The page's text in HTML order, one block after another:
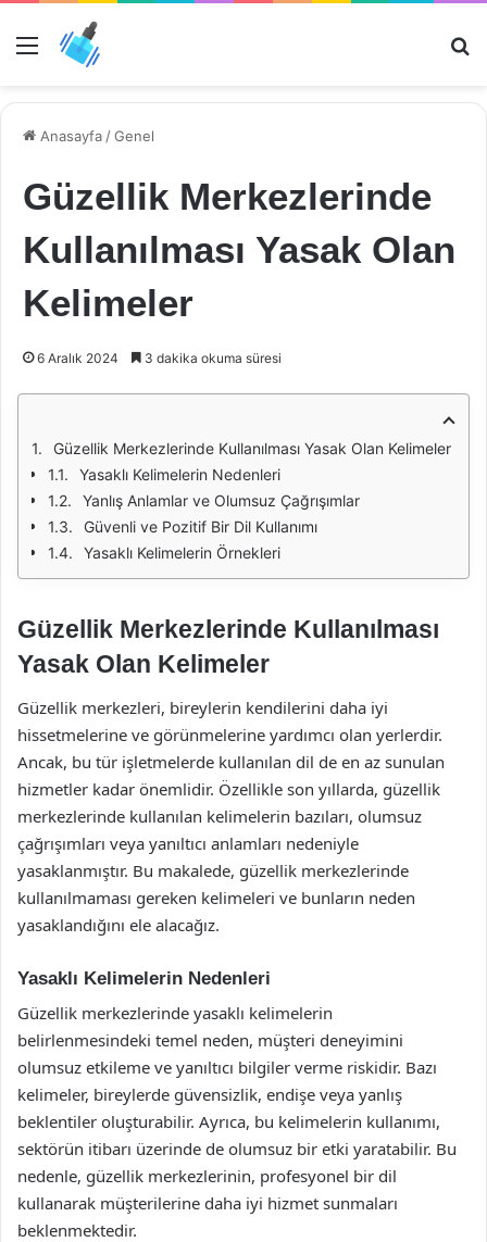
Menü
Anasayfa /Genel
Güzellik Merkezlerinde
Kullanılması Yasak Olan
Kelimeler
6 Aralık 2024 3 dakika okuma süresi
Güzellik Merkezlerinde Kullanılması Yasak Olan Kelimeler
Yasaklı Kelimelerin Nedenleri
Yanlış Anlamlar ve Olumsuz Çağrışımlar
Güvenli ve Pozitif Bir Dil Kullanımı
Yasaklı Kelimelerin Örnekleri
Güzellik Merkezlerinde Kullanılması
Yasak Olan Kelimeler
Güzellik merkezleri, bireylerin kendilerini daha iyi
hissetmelerine ve görünmelerine yardımcı olan yerlerdir.
Ancak, bu tür işletmelerde kullanılan dil de en az sunulan
hizmetler kadar önemlidir. Özellikle son yıllarda, güzellik
merkezlerinde kullanılan kelimelerin bazıları, olumsuz
çağrışımları veya yanıltıcı anlamları nedeniyle
yasaklanmıştır. Bu makalede, güzellik merkezlerinde
kullanılmaması gereken kelimeleri ve bunların neden
yasaklandığını ele alacağız.
Yasaklı Kelimelerin Nedenleri
Güzellik merkezlerinde yasaklı kelimelerin
belirlenmesindeki temel neden, müşteri deneyimini
olumsuz etkileme ve yanıltıcı bilgiler verme riskidir. Bazı
kelimeler, bireylerde güvensizlik, endişe veya yanlış
beklentiler oluşturabilir. Ayrıca, bu kelimelerin kullanımı,
sektörün itibarı üzerinde de olumsuz bir etki yaratabilir. Bu
nedenle, güzellik merkezlerinin, profesyonel bir dil
kullanarak müşterilerine daha iyi hizmet sunmaları
beklenmektedir.